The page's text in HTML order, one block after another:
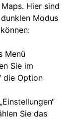
Hier sind
Modus
Menü
Sie im
die Option
Sie das